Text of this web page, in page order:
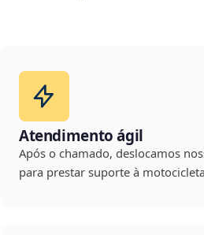
Atendimento ágil
Após o chamado, deslocamos
para prestar suporte à